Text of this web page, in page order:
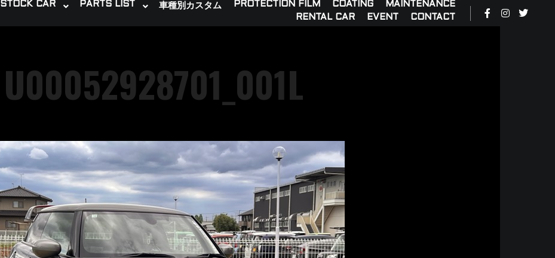
STOCK CAR PARTS LIST 車種別カスタム PROTECTION FILM COATING
MAINTENANCE
RENTAL CAR
EVENT CONTACT
U00052928701_001L